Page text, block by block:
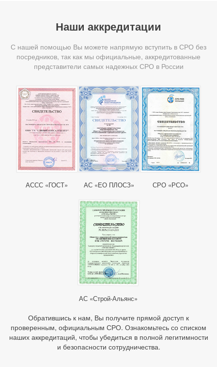
Наши аккредитации
С нашей помощью Вы можете напрямую вступить в СРО без
посредников, так как мы официальные, аккредитованные
представители самых надежных СРО в России
АССС «ГОСТ» АС «ЕО ПЛОСЗ» СРО «РСО»
АС «Строй-Альянс»
Обратившись к нам, Вы получите прямой доступ к
проверенным, официальным СРО. Ознакомьтесь со списком
наших аккредитаций, чтобы убедиться в полной легитимности
и безопасности сотрудничества.